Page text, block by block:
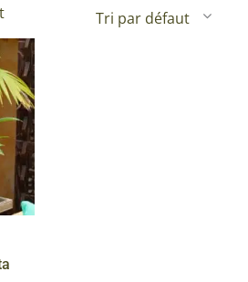
Ce
produit
a
plusieurs
variations.
Les
options